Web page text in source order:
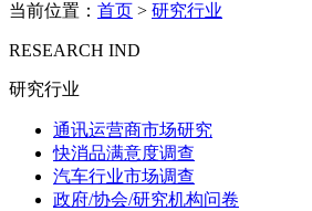
当前位置： 首页 > 研究行业
RESEARCH IND
研究行业
通讯运营商市场研究
快消品满意度调查
汽车行业市场调查
政府/协会/研究机构问卷